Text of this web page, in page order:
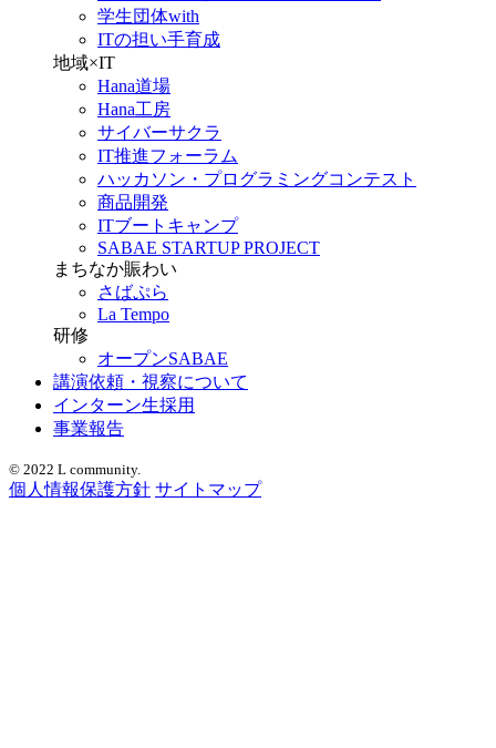
学生団体with
ITの担い手育成
地域×IT
Hana道場
Hana工房
サイバーサクラ
IT推進フォーラム
ハッカソン・プログラミングコンテスト
商品開発
ITブートキャンプ
SABAE STARTUP PROJECT
まちなか賑わい
さばぷら
La Tempo
研修
オープンSABAE
講演依頼・視察について
インターン生採用
事業報告
© 2022 L community.
個人情報保護方針 サイトマップ